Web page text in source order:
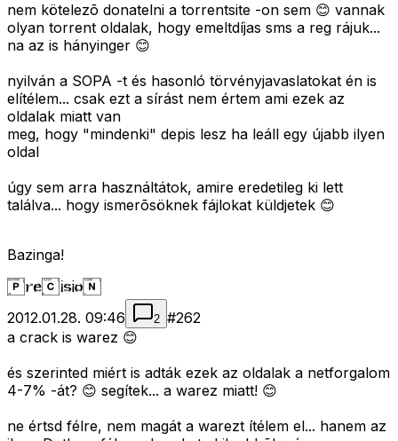
nem kötelezõ donatelni a torrentsite -on sem 😊 vannak
olyan torrent oldalak, hogy emeltdíjas sms a reg rájuk...
na az is hányinger 😊
nyilván a SOPA -t és hasonló törvényjavaslatokat én is
elítélem... csak ezt a sírást nem értem ami ezek az
oldalak miatt van
meg, hogy "mindenki" depis lesz ha leáll egy újabb ilyen
oldal
úgy sem arra használtátok, amire eredetileg ki lett
találva... hogy ismerõsöknek fájlokat küldjetek 😊
Bazinga!
2012.01.28. 09:46 2 #262
a crack is warez 😊
és szerinted miért is adták ezek az oldalak a netforgalom
4-7% -át? 😊 segítek... a warez miatt! 😊
ne értsd félre, nem magát a warezt ítélem el... hanem az